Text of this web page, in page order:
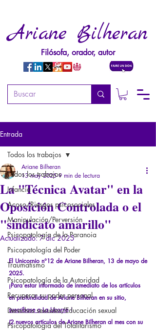
Ariane Bilheran
Filósofa, orador, autor
Entrada
Todos los trabajos
Infancia
Acoso/Riesgos psicosociales
Manipulación/Perversión
Psicopatología de la Paranoia
Psicopatología del Poder
Traumatismo
Psicopatología de la Autoridad
Recuperar su poder personal
Derechos sexuales/Educación sexual
Psicopatología del Totalitarismo
Todos los trabajos
La "Técnica Avatar" en la
Oposición Controlada o el
"sindicato amarillo"
Ariane Bilheran
13 may 2025 9 min de lectura
Actualizado:7 dic 2025
El Unicornio n°12 de Ariane Bilheran, 13 de mayo de
2025.
¡Para estar informado de inmediato de los artículos
en profundidad de Ariane Bilheran en su sitio,
suscríbase a La Licorne !
(2 nuevos artículos de Ariane Bilheran al mes con su